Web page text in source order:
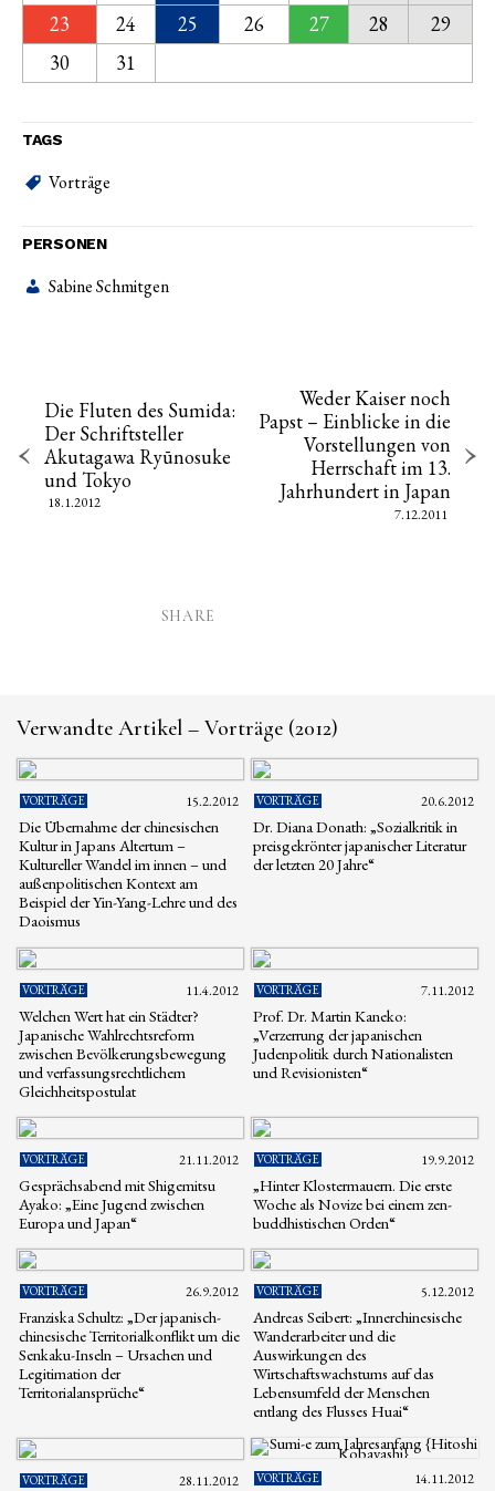
23
24 25 26 27 28
29
30
31
TAGS
Vorträge
PERSONEN
Sabine Schmitgen
Die Fluten des Sumida:
Der Schriftsteller
Akutagawa Ryūnosuke
und Tokyo
18.1.2012
Weder Kaiser noch
Papst – Einblicke in die
Vorstellungen von
Herrschaft im 13.
Jahrhundert in Japan
7.12.2011
SHARE
Verwandte Artikel – Vorträge (2012)
VORTRÄGE 15.2.2012
Die Übernahme der chinesischen
Kultur in Japans Altertum –
Kultureller Wandel im innen – und
außenpolitischen Kontext am
Beispiel der Yin-Yang-Lehre und des
Daoismus
VORTRÄGE 20.6.2012
Dr. Diana Donath: „Sozialkritik in
preisgekrönter japanischer Literatur
der letzten 20 Jahre“
VORTRÄGE 11.4.2012
Welchen Wert hat ein Städter?
Japanische Wahlrechtsreform
zwischen Bevölkerungsbewegung
und verfassungsrechtlichem
Gleichheitspostulat
VORTRÄGE 7.11.2012
Prof. Dr. Martin Kaneko:
„Verzerrung der japanischen
Judenpolitik durch Nationalisten
und Revisionisten“
VORTRÄGE 21.11.2012
Gesprächsabend mit Shigemitsu
Ayako: „Eine Jugend zwischen
Europa und Japan“
VORTRÄGE 19.9.2012
„Hinter Klostermauern. Die erste
Woche als Novize bei einem zen-
buddhistischen Orden“
VORTRÄGE 26.9.2012
Franziska Schultz: „Der japanisch-
chinesische Territorialkonflikt um die
Senkaku-Inseln – Ursachen und
Legitimation der
Territorialansprüche“
VORTRÄGE 5.12.2012
Andreas Seibert: „Innerchinesische
Wanderarbeiter und die
Auswirkungen des
Wirtschaftswachstums auf das
Lebensumfeld der Menschen
entlang des Flusses Huai“
VORTRÄGE 28.11.2012 VORTRÄGE 14.11.2012